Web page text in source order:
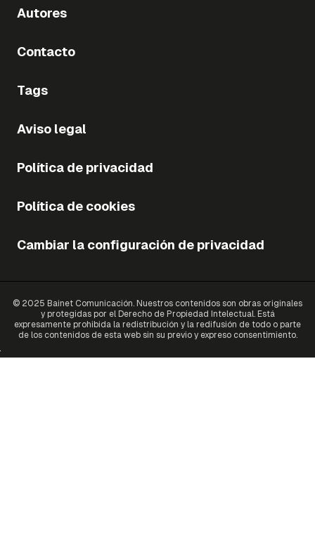
Autores
Contacto
Tags
Aviso legal
Política de privacidad
Política de cookies
Cambiar la configuración de privacidad
© 2025 Bainet Comunicación. Nuestros contenidos son obras originales
y protegidas por el Derecho de Propiedad Intelectual. Está
expresamente prohibida la redistribución y la redifusión de todo o parte
de los contenidos de esta web sin su previo y expreso consentimiento.